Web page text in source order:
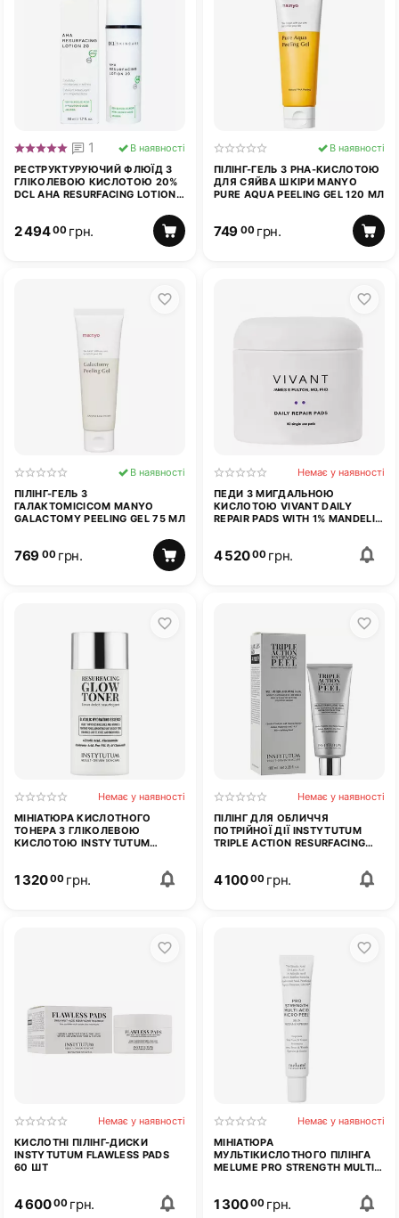
РЕСТРУКТУРУЮЧИЙ ФЛЮЇД З
ГЛІКОЛЕВОЮ КИСЛОТОЮ 20%
DCL AHA RESURFACING LOTION
1 В наявності
2 494 00 грн.
ПІЛІНГ-ГЕЛЬ З PHA-КИСЛОТОЮ
ДЛЯ СЯЙВА ШКІРИ MANYO
PURE AQUA PEELING GEL 120 МЛ
В наявності
749 00 грн.
ПІЛІНГ-ГЕЛЬ З
ГАЛАКТОМІСІСОМ MANYO
GALACTOMY PEELING GEL 75 МЛ
В наявності
769 00 грн.
ПЕДИ З МИГДАЛЬНОЮ
КИСЛОТОЮ VIVANT DAILY
REPAIR PADS WITH 1% MANDELIC
Немає у наявності
4 520 00 грн.
МІНІАТЮРА КИСЛОТНОГО
ТОНЕРА З ГЛІКОЛЕВОЮ
КИСЛОТОЮ INSTYTUTUM
Немає у наявності
1 320 00 грн.
ПІЛІНГ ДЛЯ ОБЛИЧЧЯ
ПОТРІЙНОЇ ДІЇ INSTYTUTUM
TRIPLE ACTION RESURFACING
Немає у наявності
4 100 00 грн.
КИСЛОТНІ ПІЛІНГ-ДИСКИ
INSTYTUTUM FLAWLESS PADS
60 ШТ
Немає у наявності
4 600 00 грн.
МІНІАТЮРА
МУЛЬТІКИСЛОТНОГО ПІЛІНГА
MELUME PRO STRENGTH MULTI-
Немає у наявності
1 300 00 грн.